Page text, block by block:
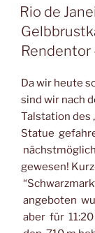
AM
Rio de
Rendentor
Da wir heute
sind wir nach
Talstation des
Statue
gewesen!
angeboten
aber für